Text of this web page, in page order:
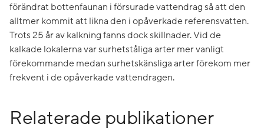
förändrat bottenfaunan i försurade vattendrag så att den
alltmer kommit att likna den i opåverkade referensvatten.
Trots 25 år av kalkning fanns dock skillnader. Vid de
kalkade lokalerna var surhetståliga arter mer vanligt
förekommande medan surhetskänsliga arter förekom mer
frekvent i de opåverkade vattendragen.
Relaterade publikationer